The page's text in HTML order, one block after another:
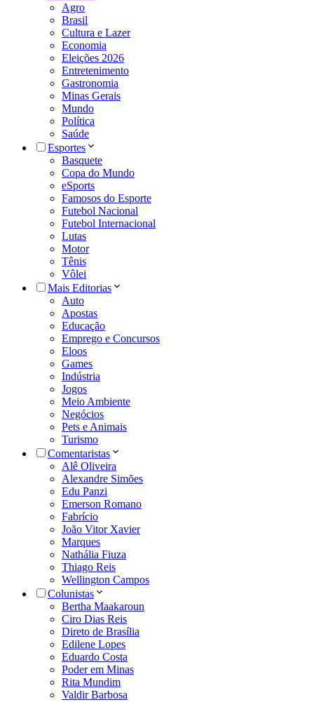
Agro
Brasil
Cultura e Lazer
Economia
Eleições 2026
Entretenimento
Gastronomia
Minas Gerais
Mundo
Política
Saúde
Esportes
Basquete
Copa do Mundo
eSports
Famosos do Esporte
Futebol Nacional
Futebol Internacional
Lutas
Motor
Tênis
Vôlei
Mais Editorias
Auto
Apostas
Educação
Emprego e Concursos
Eloos
Games
Indústria
Jogos
Meio Ambiente
Negócios
Pets e Animais
Turismo
Comentaristas
Alê Oliveira
Alexandre Simões
Edu Panzi
Emerson Romano
Fabrício
João Vitor Xavier
Marques
Nathália Fiuza
Thiago Reis
Wellington Campos
Colunistas
Bertha Maakaroun
Ciro Dias Reis
Direto de Brasília
Edilene Lopes
Eduardo Costa
Poder em Minas
Rita Mundim
Valdir Barbosa